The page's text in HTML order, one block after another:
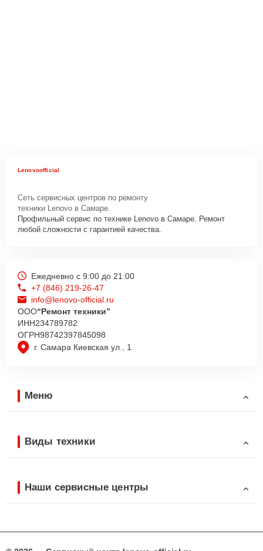
Lenovoofficial
Сеть сервисных центров по ремонту
техники Lenovo в Самаре.
Профильный сервис по технике Lenovo в Самаре. Ремонт
любой сложности с гарантией качества.
г. Самара Киевская ул., 1
Ежедневно с 9:00 до 21:00
+7 (846) 219-26-47
info@lenovo-official.ru
ООО“Ремонт техники”
ИНН234789782
ОГРН98742397845098
Меню
Виды техники
Наши сервисные центры